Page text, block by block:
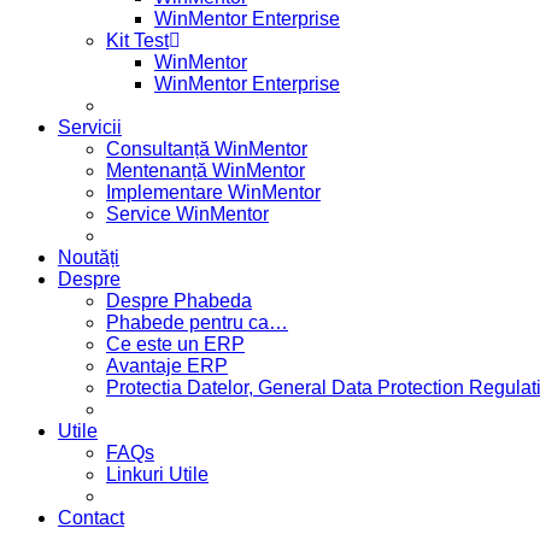
WinMentor Enterprise
Kit Test
WinMentor
WinMentor Enterprise
Servicii
Consultanță WinMentor
Mentenanță WinMentor
Implementare WinMentor
Service WinMentor
Noutăți
Despre
Despre Phabeda
Phabede pentru ca…
Ce este un ERP
Avantaje ERP
Protectia Datelor, General Data Protection
Utile
FAQs
Linkuri Utile
Contact